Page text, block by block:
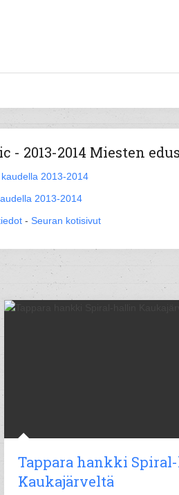
- 2013-2014 Miesten
2013-2014
2013-2014
- Seuran kotisivut
Tappara hankki
Kaukajärveltä